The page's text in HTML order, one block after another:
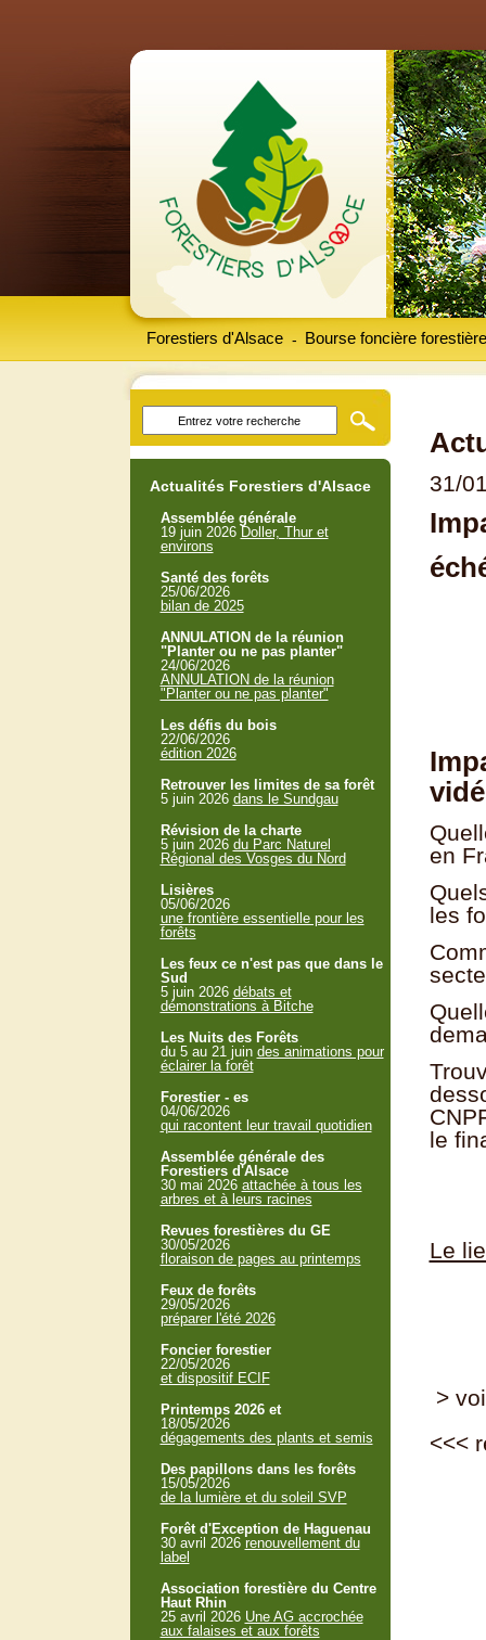
Forestiers d'Alsace Bourse foncière forestière
-
31/
en
les
le
Le
>
<<<
Actualités Forestiers d'Alsace
Assemblée générale
19 juin 2026 Doller, Thur et
environs
Santé des forêts
25/06/2026
bilan de 2025
ANNULATION de la réunion
"Planter ou ne pas planter"
24/06/2026
ANNULATION de la réunion
"Planter ou ne pas planter"
Les défis du bois
22/06/2026
édition 2026
Retrouver les limites de sa forêt
5 juin 2026 dans le Sundgau
Révision de la charte
5 juin 2026 du Parc Naturel
Régional des Vosges du Nord
Lisières
05/06/2026
une frontière essentielle pour les
forêts
Les feux ce n'est pas que dans le
Sud
5 juin 2026 débats et
démonstrations à Bitche
Les Nuits des Forêts
du 5 au 21 juin des animations pour
éclairer la forêt
Forestier - es
04/06/2026
qui racontent leur travail quotidien
Assemblée générale des
Forestiers d'Alsace
30 mai 2026 attachée à tous les
arbres et à leurs racines
Revues forestières du GE
30/05/2026
floraison de pages au printemps
Feux de forêts
29/05/2026
préparer l'été 2026
Foncier forestier
22/05/2026
et dispositif ECIF
Printemps 2026 et
18/05/2026
dégagements des plants et semis
Des papillons dans les forêts
15/05/2026
de la lumière et du soleil SVP
Forêt d'Exception de Haguenau
30 avril 2026 renouvellement du
label
Association forestière du Centre
Haut Rhin
25 avril 2026 Une AG accrochée
aux falaises et aux forêts